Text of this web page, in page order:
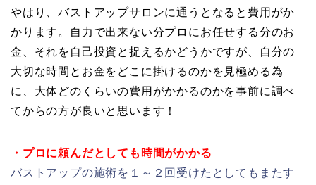
やはり、バストアップサロンに通うとなると費用がか
かります。自力で出来ない分プロにお任せする分のお
金、それを自己投資と捉えるかどうかですが、自分の
大切な時間とお金をどこに掛けるのかを見極める為
に、大体どのくらいの費用がかかるのかを事前に調べ
てからの方が良いと思います！
・プロに頼んだとしても時間がかかる
バストアップの施術を１～２回受けたとしてもまたす